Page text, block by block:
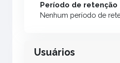
Período de retenção
Nenhum período de
Usuários